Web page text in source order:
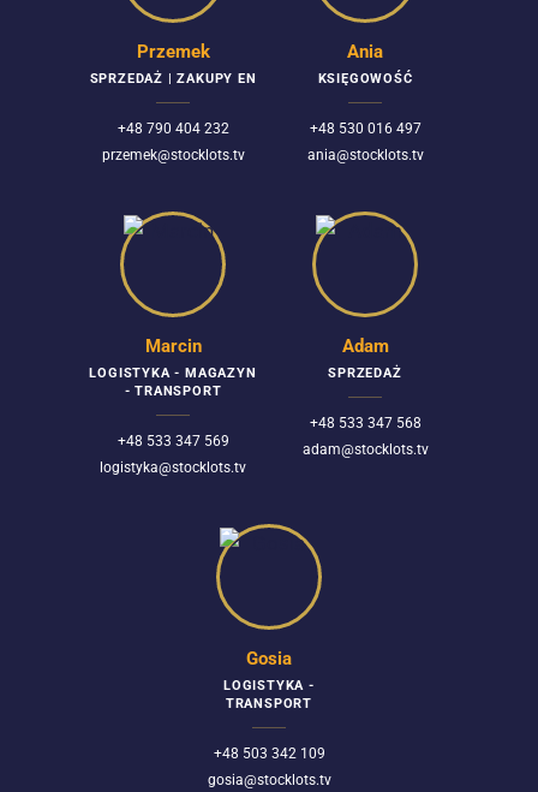
Przemek
SPRZEDAŻ | ZAKUPY EN
+48 790 404 232
przemek@stocklots.tv
Ania
KSIĘGOWOŚĆ
+48 530 016 497
ania@stocklots.tv
Marcin
LOGISTYKA - MAGAZYN
- TRANSPORT
+48 533 347 569
logistyka@stocklots.tv
Adam
SPRZEDAŻ
+48 533 347 568
adam@stocklots.tv
Gosia
LOGISTYKA -
TRANSPORT
+48 503 342 109
gosia@stocklots.tv